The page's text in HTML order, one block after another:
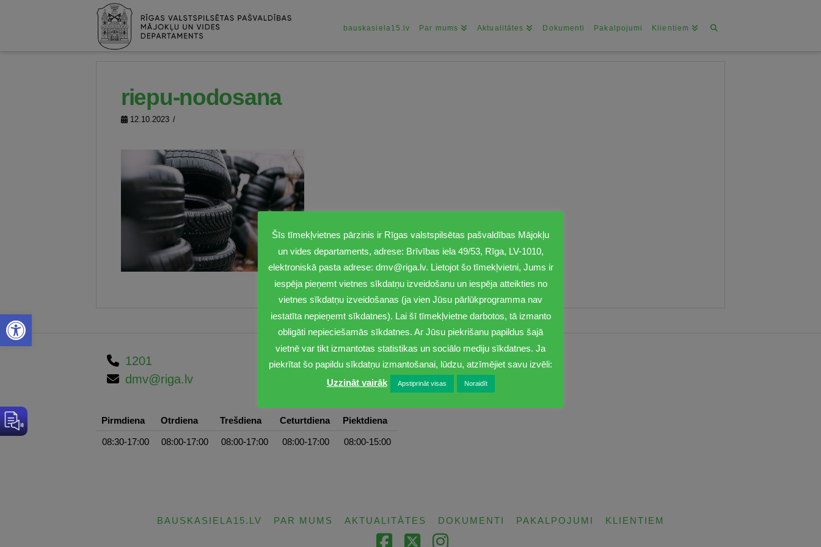
Open toolbar
bauskasiela15.lv Par mums Aktualitātes Dokumenti Pakalpojumi Klientiem
riepu-nodosana
12.10.2023
1201
dmv@riga.lv
Pirmdiena Otrdiena Trešdiena Ceturtdiena Piektdiena
08:30-17:00 08:00-17:00 08:00-17:00 08:00-17:00 08:00-15:00
BAUSKASIELA15.LV PAR MUMS AKTUALITĀTES DOKUMENTI PAKALPOJUMI KLIENTIEM
Facebook
X Instagram
Šīs tīmekļvietnes pārzinis ir Rīgas valstspilsētas pašvaldības Mājokļu
un vides departaments, adrese: Brīvības iela 49/53, Rīga, LV-1010,
elektroniskā pasta adrese: dmv@riga.lv. Lietojot šo tīmekļvietni, Jums ir
iespēja pieņemt vietnes sīkdatņu izveidošanu un iespēja atteikties no
vietnes sīkdatņu izveidošanas (ja vien Jūsu pārlūkprogramma nav
iestatīta nepieņemt sīkdatnes). Lai šī tīmekļvietne darbotos, tā izmanto
obligāti nepieciešamās sīkdatnes. Ar Jūsu piekrišanu papildus šajā
vietnē var tikt izmantotas statistikas un sociālo mediju sīkdatnes. Ja
piekrītat šo papildu sīkdatņu izmantošanai, lūdzu, atzīmējiet savu izvēli:
Uzzināt vairāk
Apstiprināt visas Noraidīt